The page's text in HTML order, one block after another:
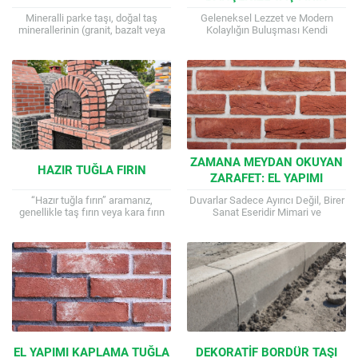
Mineralli parke taşı, doğal taş
minerallerinin (granit, bazalt veya
görsel hem de teknik açıdan...
LEZZETINI GETIRMENIN EN
KOLAY YOLU
Geleneksel Lezzet ve Modern
Kolaylığın Buluşması Kendi
çıtır ekmekler, otantik İtalyan
pizzaları veya sulu...
HAZIR TUĞLA FIRIN
“Hazır tuğla fırın” aramanız,
genellikle taş fırın veya kara fırın
yüksek...
ZAMANA MEYDAN OKUYAN
ZARAFET: EL YAPIMI
KAPLAMA TUĞLA İLE
DUVARLARINIZA KARAKTER
Duvarlar Sadece Ayırıcı Değil, Birer
Sanat Eseridir Mimari ve
en etkili yollarından biri...
EL YAPIMI KAPLAMA TUĞLA DEKORATIF BORDÜR TAŞI